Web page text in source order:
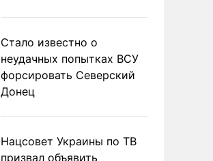
Стало известно о
неудачных попытках ВСУ
форсировать Северский
Донец
Нацсовет Украины по ТВ
призвал объявить